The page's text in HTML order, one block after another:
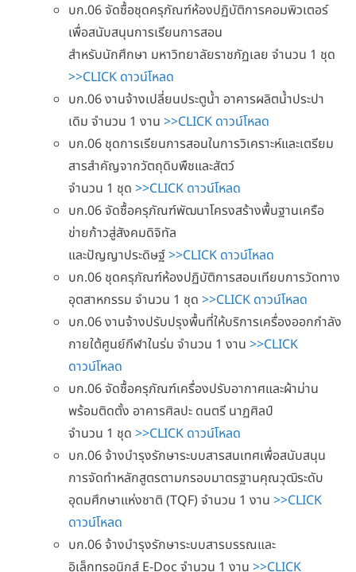
บก.06 จัดซื้อชุดครุภัณฑ์ห้องปฏิบัติการคอมพิวเตอร์
เพื่อสนับสนุนการเรียนการสอน
สำหรับนักศึกษา มหาวิทยาลัยราชภัฏเลย จำนวน 1 ชุด
>>CLICK ดาวน์โหลด
บก.06 งานจ้างเปลี่ยนประตูน้ำ อาคารผลิตน้ำประปา
เดิม จำนวน 1 งาน >>CLICK ดาวน์โหลด
บก.06 ชุดการเรียนการสอนในการวิเคราะห์และเตรียม
สารสำคัญจากวัตถุดิบพืชและสัตว์
จำนวน 1 ชุด >>CLICK ดาวน์โหลด
บก.06 จัดซื้อครุภัณฑ์พัฒนาโครงสร้างพื้นฐานเครือ
ข่ายก้าวสู่สังคมดิจิทัล
และปัญญาประดิษฐ์>>CLICK ดาวน์โหลด
บก.06 ชุดครุภัณฑ์ห้องปฏิบัติการสอบเทียบการวัดทาง
อุตสาหกรรม จำนวน 1 ชุด >>CLICK ดาวน์โหลด
บก.06 งานจ้างปรับปรุงพื้นที่ให้บริการเครื่องออกกำลัง
กายใต้ศูนย์กีฬาในร่ม จำนวน 1 งาน >>CLICK
ดาวน์โหลด
บก.06 จัดซื้อครุภัณฑ์เครื่องปรับอากาศและผ้าม่าน
พร้อมติดตั้ง อาคารศิลปะ ดนตรี นาฏศิลป์
จำนวน 1 ชุด >>CLICK ดาวน์โหลด
บก.06 จ้างบำรุงรักษาระบบสารสนเทศเพื่อสนับสนุน
การจัดทำหลักสูตรตามกรอบมาตรฐานคุณวุฒิระดับ
อุดมศึกษาแห่งชาติ (TQF) จำนวน 1 งาน >>CLICK
ดาวน์โหลด
บก.06 จ้างบำรุงรักษาระบบสารบรรณและ
อิเล็กทรอนิกส์ E-Doc จำนวน 1 งาน >>CLICK